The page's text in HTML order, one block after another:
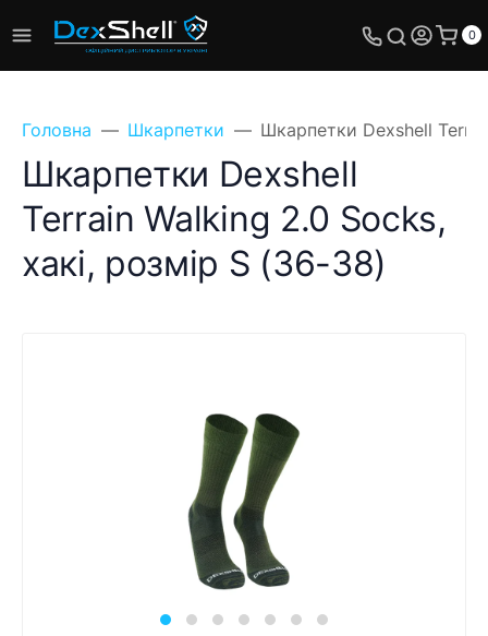
0
Головна Шкарпетки Шкарпетки Dexshell
Шкарпетки Dexshell
Terrain Walking 2.0 Socks,
хакі, розмір S (36-38)